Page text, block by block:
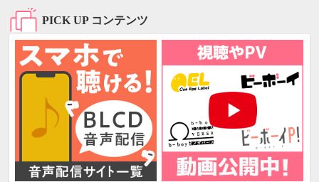
PICK UP コンテンツ